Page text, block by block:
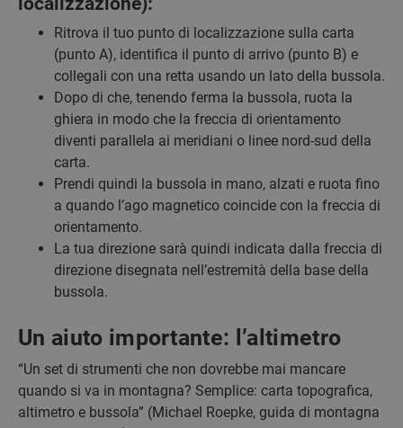
Ritrova il tuo punto di localizzazione sulla carta
(punto A), identifica il punto di arrivo (punto B) e
collegali con una retta usando un lato della bussola.
Dopo di che, tenendo ferma la bussola, ruota la
ghiera in modo che la freccia di orientamento
diventi parallela ai meridiani o linee nord-sud della
carta.
Prendi quindi la bussola in mano, alzati e ruota fino
a quando l’ago magnetico coincide con la freccia di
orientamento.
La tua direzione sarà quindi indicata dalla freccia di
direzione disegnata nell’estremità della base della
bussola.
Un aiuto importante: l’altimetro
“Un set di strumenti che non dovrebbe mai mancare
quando si va in montagna? Semplice: carta topografica,
altimetro e bussola” (Michael Roepke, guida di montagna